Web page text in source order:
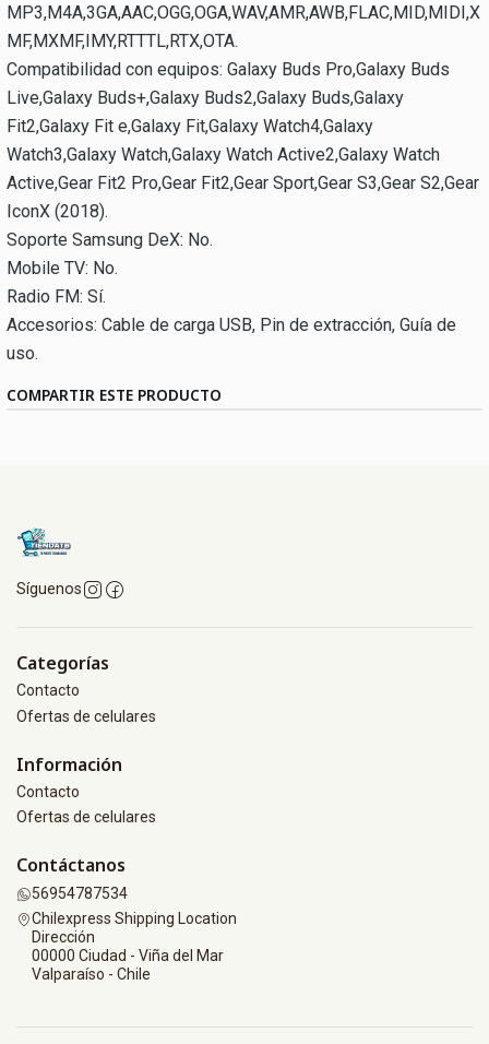
MP3,M4A,3GA,AAC,OGG,OGA,WAV,AMR,AWB,FLAC,MID,MIDI,X
MF,MXMF,IMY,RTTTL,RTX,OTA.
Compatibilidad con equipos: Galaxy Buds Pro,Galaxy Buds
Live,Galaxy Buds+,Galaxy Buds2,Galaxy Buds,Galaxy
Fit2,Galaxy Fit e,Galaxy Fit,Galaxy Watch4,Galaxy
Watch3,Galaxy Watch,Galaxy Watch Active2,Galaxy Watch
Active,Gear Fit2 Pro,Gear Fit2,Gear Sport,Gear S3,Gear S2,Gear
IconX (2018).
Soporte Samsung DeX: No.
Mobile TV: No.
Radio FM: Sí.
Accesorios: Cable de carga USB, Pin de extracción, Guía de
uso.
COMPARTIR ESTE PRODUCTO
Síguenos
Categorías
Contacto
Ofertas de celulares
Información
Contacto
Ofertas de celulares
Contáctanos
56954787534
Chilexpress Shipping Location
Dirección
00000 Ciudad - Viña del Mar
Valparaíso - Chile